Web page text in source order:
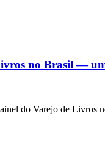
no Brasil —
do Varejo de Livros